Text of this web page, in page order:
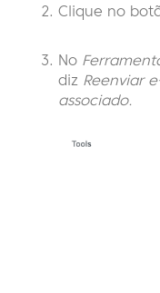
Clique no
No
diz Reenviar
associado.